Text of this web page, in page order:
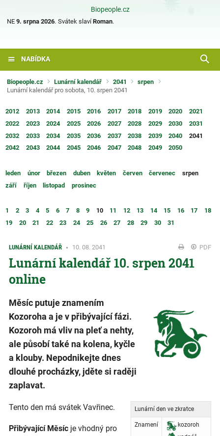
Biopeople.cz
NE 9. srpna 2026. Svátek slavíRoman.
NABÍDKA
Biopeople.cz Lunární kalendář 2041
srpen
Lunární kalendář pro sobota, 10. srpen 2041
2012 2013 2014 2015 2016 2017 2018 2019 2020
2021
2022
2023 2024 2025 2026 2027 2028 2029 2030
2031
2032
2033 2034 2035 2036 2037 2038 2039 2040
2041
2042
2043 2044 2045 2046 2047 2048 2049 2050
leden únor březen duben květen červen červenec
srpen
září
říjen listopad prosinec
1 2 3 4 5 6 7 8 9 10 11 12 13 14 15 16 17
18
19
20 21 22 23 24 25 26 27 28 29 30 31
LUNÁRNÍ KALENDÁŘ 10. 08. 2041 PDF
Lunární kalendář 10. srpen 2041
online
Měsíc putuje znamením
Kozoroha a je v přibývající fázi.
Kozoroh má vliv na pleť a nehty,
ale působí také na kolena, kyčle
a klouby. Nepodnikejte dnes
dlouhé procházky, jděte si raději
zaplavat.
Tento den má svátek Vavřinec. Lunární den ve zkratce
Znamení
kozoroh
Přibývající Měsíc je vhodný pro